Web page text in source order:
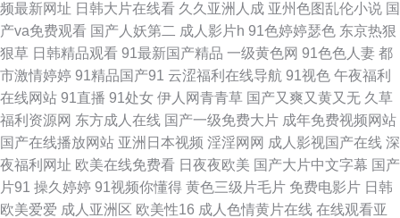
91传媒网 AV无码网站导航 东京热福利视 久久靑青操 女同肛交动漫 18网站
视频污 91影院在线 AV操逼电影 www超碰97 福利姬电影院 久草手机看片 美
女免费三级 欧美三区精品视频 人人槽人人 欧洲超碰碰 91成全免费看 福利社
老司机91 国产会所技师高跟 欧美女同合集 日韩色逼 午夜福利激情网 69导航
91精品6 av免费网站 AV高清福利 久草丁香 www插com 老司机导航AV 狼人
频最新网址 日韩大片在线看 久久亚洲人成 亚州色图乱伦小说 国
产va免费观看 国产人妖第二 成人影片h 91色婷婷瑟色 东京热狠
狠草 日韩精品观看 91最新国产精品 一级黄色网 91色色人妻 都
市激情婷婷 91精品国产91 云涩福利在线导航 91视色 午夜福利
在线网站 91直播 91处女 伊人网青青草 国产又爽又黄又无 久草
福利资源网 东方成人在线 国产一级免费大片 成年免费视频网站
国产在线播放网站 亚洲日本视频 淫淫网网 成人影视国产在线 深
夜福利网址 欧美在线免费看 日夜夜欧美 国产大片中文字幕 国产
片91 操久婷婷 91视频你懂得 黄色三级片毛片 免费电影片 日韩
欧美爱爱 成人亚洲区 欧美性16 成人色情黄片在线 在线观看亚